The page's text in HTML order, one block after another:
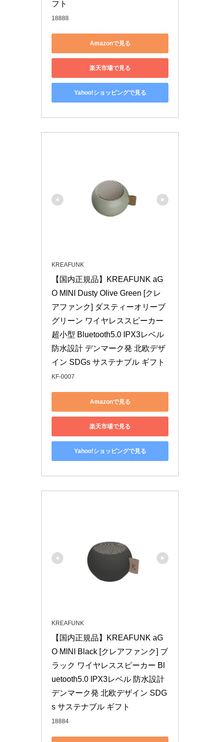
フト
18888
Amazonで見る
楽天市場で見る
Yahoo!ショッピングで見る
KREAFUNK
【国内正規品】KREAFUNK aG
O MINI Dusty Olive Green [クレ
アファンク] ダスティーオリーブ
グリーン ワイヤレススピーカー
超小型 Bluetooth5.0 IPX3レベル
防水設計 デンマーク発 北欧デザ
イン SDGs サステナブル ギフト
KF-0007
Amazonで見る
楽天市場で見る
Yahoo!ショッピングで見る
KREAFUNK
【国内正規品】KREAFUNK aG
O MINI Black [クレアファンク] ブ
ラック ワイヤレススピーカー Bl
uetooth5.0 IPX3レベル 防水設計
デンマーク発 北欧デザイン SDG
s サステナブル ギフト
18884